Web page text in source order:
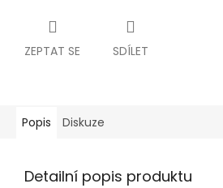
ZEPTAT SE SDÍLET
Popis Diskuze
Detailní popis produktu